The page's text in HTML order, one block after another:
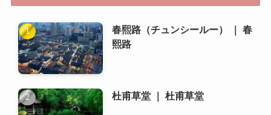
春熙路（チュンシールー） ｜ 春
熙路
杜甫草堂 ｜ 杜甫草堂